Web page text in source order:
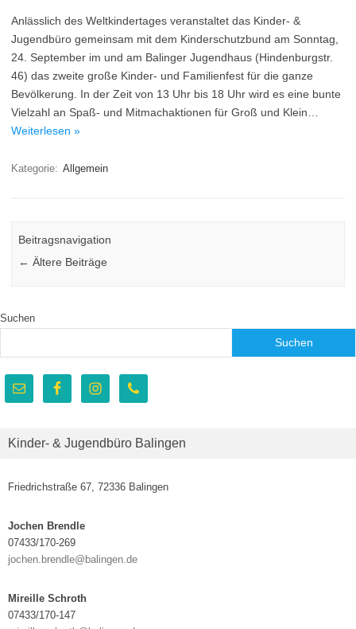
Anlässlich des Weltkindertages veranstaltet das Kinder- &
Jugendbüro gemeinsam mit dem Kinderschutzbund am Sonntag,
24. September im und am Balinger Jugendhaus (Hindenburgstr.
46) das zweite große Kinder- und Familienfest für die ganze
Bevölkerung. In der Zeit von 13 Uhr bis 18 Uhr wird es eine bunte
Vielzahl an Spaß- und Mitmachaktionen für Groß und Klein…
Weiterlesen »
Kategorie: Allgemein
Beitragsnavigation
← Ältere Beiträge
Suchen
Suchen
Kinder- & Jugendbüro Balingen
Friedrichstraße 67, 72336 Balingen
Jochen Brendle
07433/170-269
jochen.brendle@balingen.de
Mireille Schroth
07433/170-147